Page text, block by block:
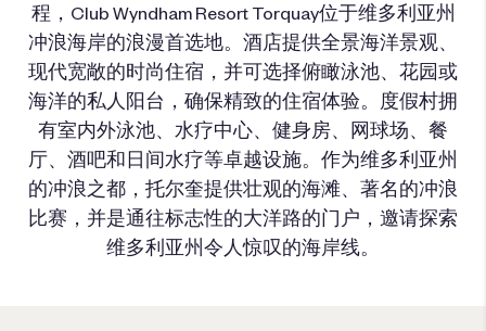
程，Club Wyndham Resort Torquay位于维多利亚州
冲浪海岸的浪漫首选地。酒店提供全景海洋景观、
现代宽敞的时尚住宿，并可选择俯瞰泳池、花园或
海洋的私人阳台，确保精致的住宿体验。度假村拥
有室内外泳池、水疗中心、健身房、网球场、餐
厅、酒吧和日间水疗等卓越设施。作为维多利亚州
的冲浪之都，托尔奎提供壮观的海滩、著名的冲浪
比赛，并是通往标志性的大洋路的门户，邀请探索
维多利亚州令人惊叹的海岸线。